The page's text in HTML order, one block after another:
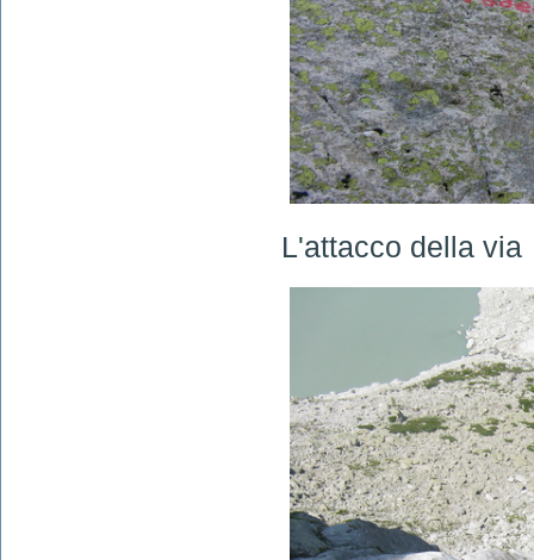
L'attacco della via